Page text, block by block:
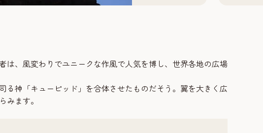
は、風変わりでユニークな作風で人気を博し、世界各地の広場
神「キューピッド」を合体させたものだそう。翼を大きく広
ます。